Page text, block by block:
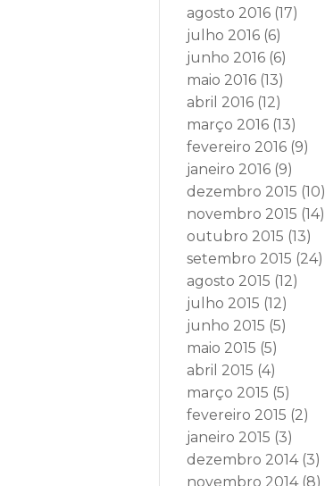
agosto 2016 (17)
julho 2016 (6)
junho 2016 (6)
maio 2016 (13)
abril 2016 (12)
março 2016 (13)
fevereiro 2016 (9)
janeiro 2016 (9)
dezembro 2015 (10)
novembro 2015 (14)
outubro 2015 (13)
setembro 2015 (24)
agosto 2015 (12)
julho 2015 (12)
junho 2015 (5)
maio 2015 (5)
abril 2015 (4)
março 2015 (5)
fevereiro 2015 (2)
janeiro 2015 (3)
dezembro 2014(3)
novembro 2014(8)